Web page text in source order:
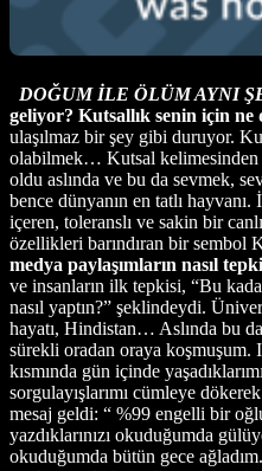
DOĞUM İLE ÖLÜM AYNI
geliyor? Kutsallık senin için ne
ulaşılmaz bir şey gibi duruyor.
olabilmek… Kutsal kelimesinden
oldu aslında ve bu da sevmek,
bence dünyanın en tatlı
içeren, toleranslı ve sakin bir
özellikleri barındıran bir sembol
medya paylaşımların nasıl
ve insanların ilk tepkisi, “Bu
nasıl yaptın?” şeklindeydi.
hayatı, Hindistan… Aslında bu
sürekli oradan oraya koşmuşum.
kısmında gün içinde
sorgulayışlarımı cümleye
mesaj geldi: “ %99 engelli bir
yazdıklarınızı okuduğumda
okuduğumda bütün gece